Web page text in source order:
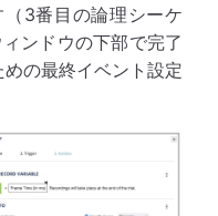
（3番目の論理シーケ
ンドウの下部で完了
の最終イベント設定